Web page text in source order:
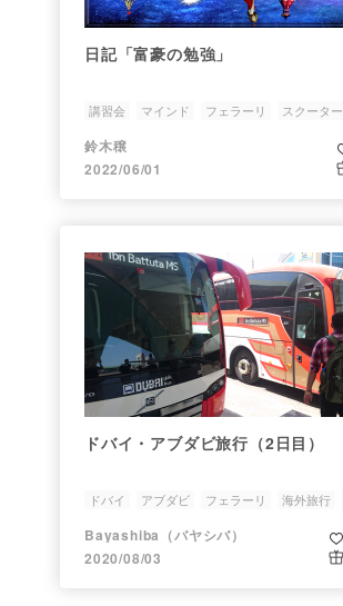
日記「富豪の勉強」
講習会 マインド フェラーリ スクーター
鈴木穣
2022/06/01
ドバイ・アブダビ旅行（2日目）
ドバイ アブダビ フェラーリ 海外旅行
Bayashiba（バヤシバ）
2020/08/03